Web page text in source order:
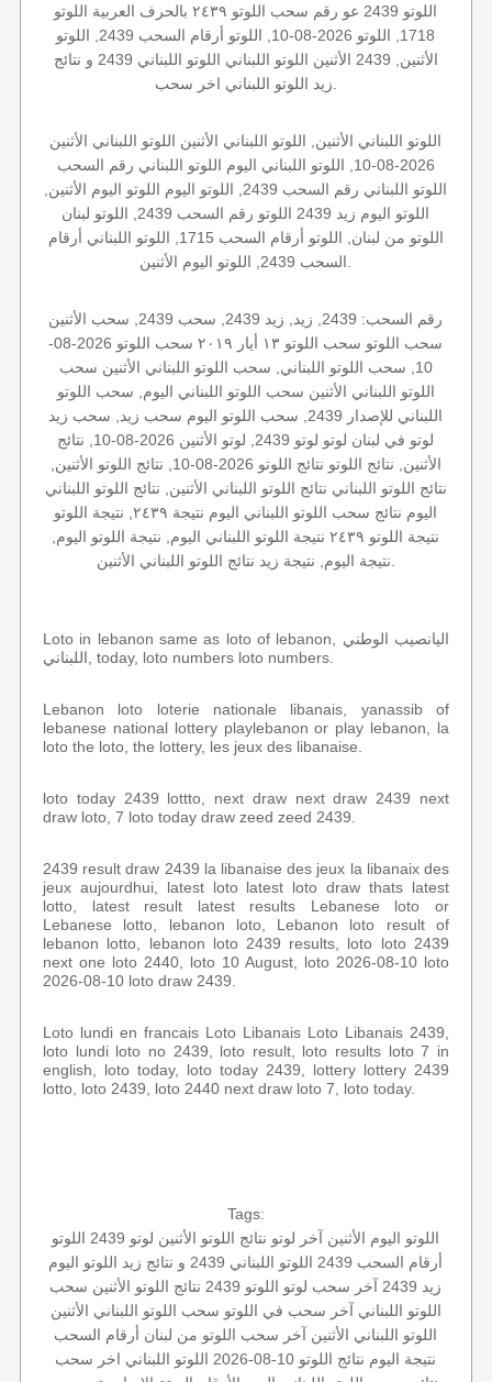
اللوتو 2439 عو رقم سحب اللوتو ٢٤٣٩ بالحرف العربية اللوتو
1718, اللوتو 2026-08-10, اللوتو أرقام السحب 2439, اللوتو
الأثنين, 2439 الأثنين اللوتو اللبناني اللوتو اللبناني 2439 و نتائج
اللوتو اللبناني الأثنين, اللوتو اللبناني الأثنين اللوتو اللبناني الأثنين
2026-08-10, اللوتو اللبناني اليوم اللوتو اللبناني رقم السحب
اللوتو اللبناني رقم السحب 2439, اللوتو اليوم اللوتو اليوم الأثنين,
اللوتو اليوم زيد 2439 اللوتو رقم السحب 2439, اللوتو لبنان
اللوتو من لبنان, اللوتو أرقام السحب 1715, اللوتو اللبناني أرقام
رقم السحب: 2439, زيد, زيد 2439, سحب 2439, سحب الأثنين
سحب اللوتو سحب اللوتو ١٣ أيار ٢٠١٩ سحب اللوتو 2026-08-
10, سحب اللوتو اللبناني, سحب اللوتو اللبناني الأثنين سحب
اللوتو اللبناني الأثنين سحب اللوتو اللبناني اليوم, سحب اللوتو
اللبناني للإصدار 2439, سحب اللوتو اليوم سحب زيد, سحب زيد
لوتو في لبنان لوتو لوتو 2439, لوتو الأثنين 2026-08-10, نتائج
الأثنين, نتائج اللوتو نتائج اللوتو 2026-08-10, نتائج اللوتو الأثنين,
نتائج اللوتو اللبناني نتائج اللوتو اللبناني الأثنين, نتائج اللوتو اللبناني
اليوم نتائج سحب اللوتو اللبناني اليوم نتيجة ٢٤٣٩, نتيجة اللوتو
نتيجة اللوتو ٢٤٣٩ نتيجة اللوتو اللبناني اليوم, نتيجة اللوتو اليوم,
Loto in lebanon same as loto of lebanon, اليانصيب الوطني
اللبناني, today, loto numbers loto numbers.
Lebanon loto loterie nationale libanais, yanassib of
lebanese national lottery playlebanon or play lebanon, la
loto the loto, the lottery, les jeux des libanaise.
loto today 2439 lottto, next draw next draw 2439 next
draw loto, 7 loto today draw zeed zeed 2439.
2439 result draw 2439 la libanaise des jeux la libanaix des
jeux aujourdhui, latest loto latest loto draw thats latest
lotto, latest result latest results Lebanese loto or
Lebanese lotto, lebanon loto, Lebanon loto result of
lebanon lotto, lebanon loto 2439 results, loto loto 2439
next one loto 2440, loto 10 August, loto 2026-08-10 loto
2026-08-10 loto draw 2439.
Loto lundi en francais Loto Libanais Loto Libanais 2439,
loto lundi loto no 2439, loto result, loto results loto 7 in
english, loto today, loto today 2439, lottery lottery 2439
lotto, loto 2439, loto 2440 next draw loto 7, loto today.
Tags:
اللوتو اليوم الأثنين آخر لوتو نتائج اللوتو الأثنين لوتو 2439
اللوتو
أرقام السحب 2439
اللوتو اللبناني 2439 و نتائج زيد
اللوتو اليوم
زيد 2439
آخر سحب لوتو اللوتو 2439 نتائج اللوتو الأثنين سحب
اللوتو اللبناني آخر سحب في اللوتو سحب اللوتو اللبناني الأثنين
اللوتو اللبناني الأثنين آخر سحب اللوتو من لبنان أرقام السحب
نتيجة اليوم نتائج اللوتو 10-08-2026
اللوتو اللبناني اخر سحب